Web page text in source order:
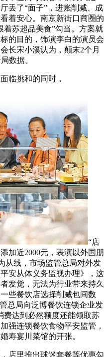
丢了“面子”，进账削减、成
着安心。南京新街口商圈的
着苏超品美食”勾当。方案就
的目的，饰演李白的演员会
长宋小溪认为，颠末2个月
数据。
挑和的同时，
“店
加近2000元，表演以外国朋
从线，市场监管总局对外发
安从体义务监视办理》，这
发觉，无法为行业带来持久
些餐饮店选择削减包间数
总局向泛博餐饮连锁企业发
费达到必然额度还能领取苏
强连锁餐饮食物平安监管，
寿宴川菜馆的开张。
里推出球迷套餐等优惠勾